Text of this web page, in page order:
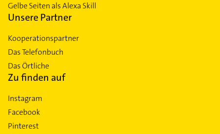
Gelbe Seiten als Alexa Skill
Unsere Partner
Kooperationspartner
Das Telefonbuch
Das Örtliche
Zu finden auf
Instagram
Facebook
Pinterest